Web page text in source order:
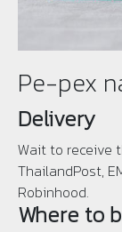
Pe-pex
Delivery
Wait to receive
ThailandPost,
Robinhood.
Where to